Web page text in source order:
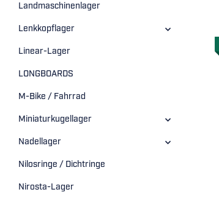
Landmaschinenlager
Lenkkopflager
Linear-Lager
LONGBOARDS
M-Bike / Fahrrad
Miniaturkugellager
Nadellager
Nilosringe / Dichtringe
Nirosta-Lager